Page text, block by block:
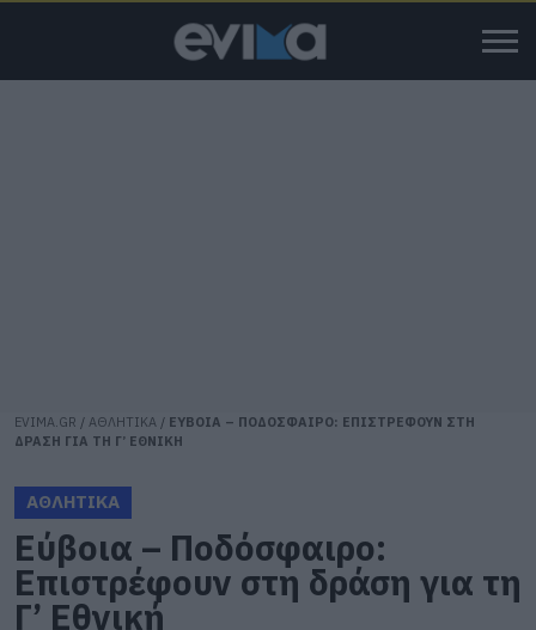
EVIMA.GR / ΑΘΛΗΤΙΚΑ / ΕΥΒΟΙΑ – ΠΟΔΟΣΦΑΙΡΟ: ΕΠΙΣΤΡΕΦΟΥΝ ΣΤΗ
ΔΡΑΣΗ ΓΙΑ ΤΗ Γ’ ΕΘΝΙΚΗ
ΑΘΛΗΤΙΚΑ
Εύβοια – Ποδόσφαιρο:
Επιστρέφουν στη δράση για τη
Γ’ Εθνική